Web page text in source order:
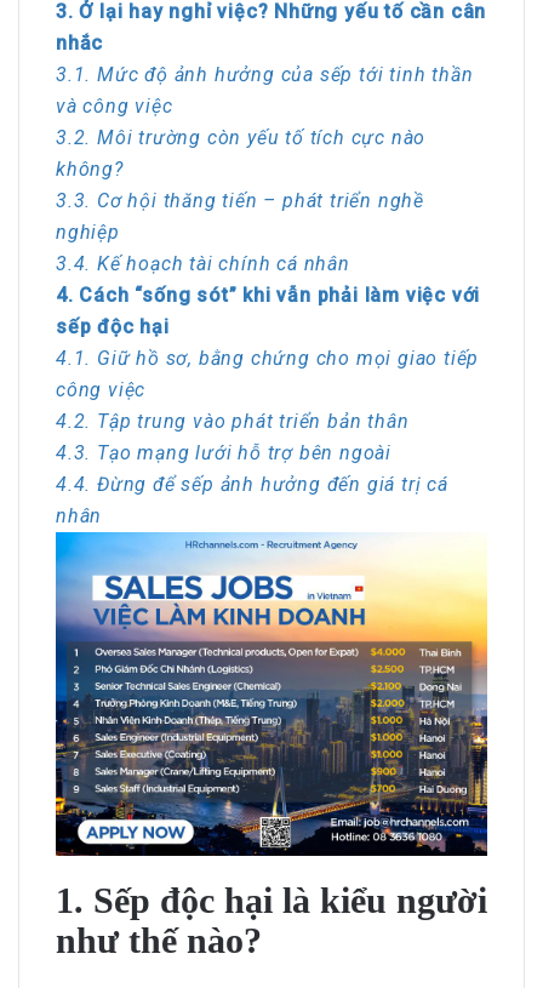
3. Ở lại hay nghỉ việc? Những yếu tố cần cân
nhắc
3.1. Mức độ ảnh hưởng của sếp tới tinh thần
và công việc
3.2. Môi trường còn yếu tố tích cực nào
không?
3.3. Cơ hội thăng tiến – phát triển nghề
nghiệp
3.4. Kế hoạch tài chính cá nhân
4. Cách “sống sót” khi vẫn phải làm việc với
sếp độc hại
4.1. Giữ hồ sơ, bằng chứng cho mọi giao tiếp
công việc
4.2. Tập trung vào phát triển bản thân
4.3. Tạo mạng lưới hỗ trợ bên ngoài
4.4. Đừng để sếp ảnh hưởng đến giá trị cá
nhân
1. Sếp độc hại là kiểu người
như thế nào?